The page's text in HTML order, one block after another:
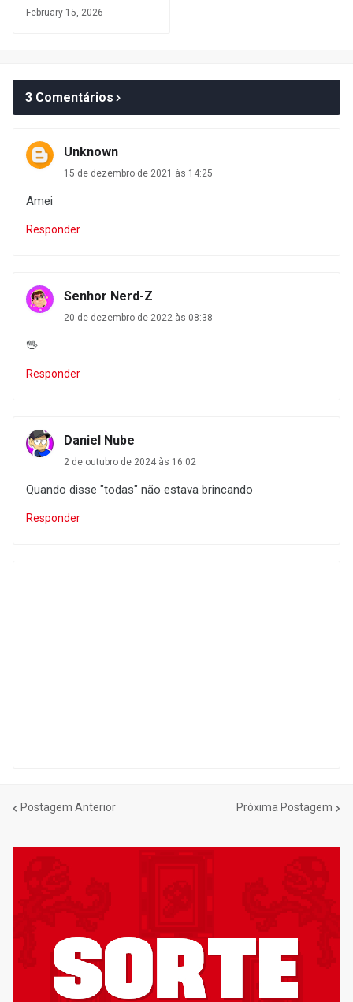
February 15, 2026
3 Comentários
Unknown
15 de dezembro de 2021 às 14:25
Amei
Responder
Senhor Nerd-Z
20 de dezembro de 2022 às 08:38
🖖
Responder
Daniel Nube
2 de outubro de 2024 às 16:02
Quando disse "todas" não estava brincando
Responder
Postagem Anterior Próxima Postagem